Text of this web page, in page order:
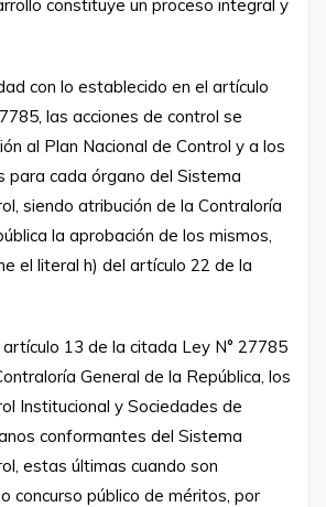
constituye un proceso integral y
con lo establecido en el artículo
las acciones de control se
al Plan Nacional de Control y a los
para cada órgano del Sistema
siendo atribución de la Contraloría
la aprobación de los mismos,
el literal h) del artículo 22 de la
artículo 13 de la citada Ley N° 27785
General de la República, los
Institucional y Sociedades de
conformantes del Sistema
estas últimas cuando son
concurso público de méritos, por